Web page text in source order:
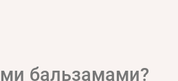
бальзамами?